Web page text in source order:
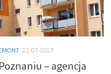
22-07-2017
– agencja